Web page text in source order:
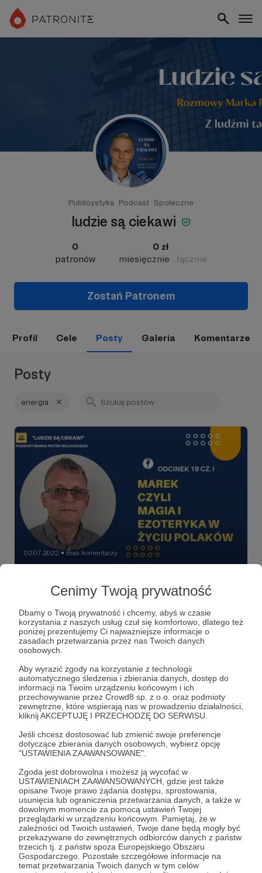
Cenimy Twoją prywatność
Dbamy o Twoją prywatność i chcemy, abyś w czasie
korzystania z naszych usług czuł się komfortowo, dlatego też
poniżej prezentujemy Ci najważniejsze informacje o
zasadach przetwarzania przez nas Twoich danych
osobowych.
Aby wyrazić zgody na korzystanie z technologii
automatycznego śledzenia i zbierania danych, dostęp do
informacji na Twoim urządzeniu końcowym i ich
przechowywanie przez Crowd8 sp. z o.o. oraz podmioty
zewnętrzne, które wspierają nas w prowadzeniu działalności,
kliknij AKCEPTUJĘ I PRZECHODZĘ DO SERWISU.
Jeśli chcesz dostosować lub zmienić swoje preferencje
dotyczące zbierania danych osobowych, wybierz opcję
"USTAWIENIA ZAAWANSOWANE".
Zgoda jest dobrowolna i możesz ją wycofać w
USTAWIENIACH ZAAWANSOWANYCH, gdzie jest także
opisane Twoje prawo żądania dostępu, sprostowania,
usunięcia lub ograniczenia przetwarzania danych, a także w
dowolnym momencie za pomocą ustawień Twojej
przeglądarki w urządzeniu końcowym. Pamiętaj, że w
zależności od Twoich ustawień, Twoje dane będą mogły być
przekazywane do zewnętrznych odbiorców danych z państw
trzecich tj. z państw spoza Europejskiego Obszaru
Gospodarczego. Pozostałe szczegółowe informacje na
temat przetwarzania Twoich danych w tym celów
Publicystyka Podcast Społeczne
ludzie są ciekawi
0
patronów
0 zł
miesięcznie
łącznie
Zostań Patronem
Profil Cele Posty Galeria Komentarze
Posty
energia
02.07.2022 ● Brak komentarzy
Polków cz. I
W kraju katolickim rośnie zainteresowanie tarotem. Polacy
korzystają z usług wróżek, wierzą w rzucanie uroków i
przepowiednie. Amulety na miłość, pieniądze i dobre życie
wciąż poszukiwane i cały czas w cenie. Dlaczego magia i
ezoteryka wciąż tak Polaków pociągają? Między innymi o
akcesoriami magicznymi.
magia ezoteryka tarot +7
Dołącz do grona Patronów!
Wesprzyj działalność Autoraludzie są ciekawijuż
teraz!